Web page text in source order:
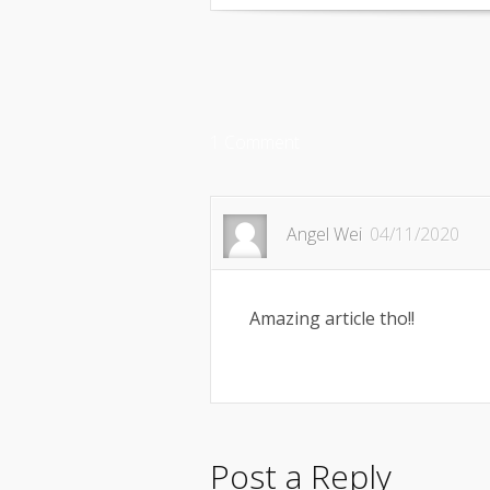
Angel Wei 04/11/2020
Amazing article tho!!
Post a Reply